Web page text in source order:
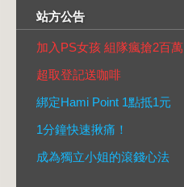
站方公告
加入PS女孩 組隊瘋搶2百萬
超取登記送咖啡
綁定Hami Point 1點抵1元
1分鐘快速揪痛！
成為獨立小姐的滾錢心法